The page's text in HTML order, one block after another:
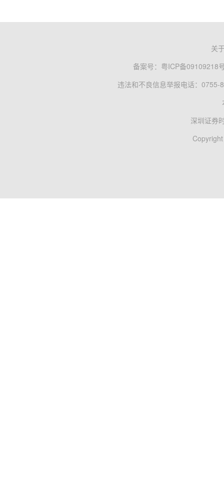
关
备案号： 粤ICP备09109218
违法和不良信息举报电话：0755-
深圳证券